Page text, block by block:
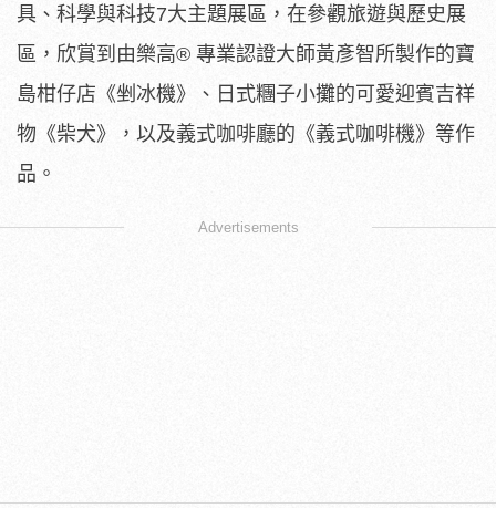
具、科學與科技7大主題展區，在參觀旅遊與歷史展
區，欣賞到由樂高® 專業認證大師黃彥智所製作的寶
島柑仔店《剉冰機》、日式糰子小攤的可愛迎賓吉祥
物《柴犬》，以及義式咖啡廳的《義式咖啡機》等作
品。
Advertisements